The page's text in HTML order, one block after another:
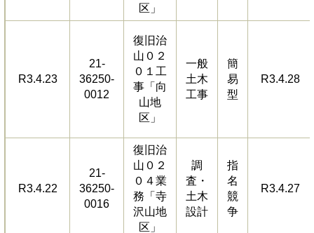
区」
R3.4.23
21-
36250-
0012
復旧治
山０２
０１工
事「向
山地
区」
一般
土木
工事
簡
易
型
R3.4.28
R3.4.22
21-
36250-
0016
復旧治
山０２
０４業
務「寺
沢山地
区」
調
査・
土木
設計
指
名
競
争
R3.4.27